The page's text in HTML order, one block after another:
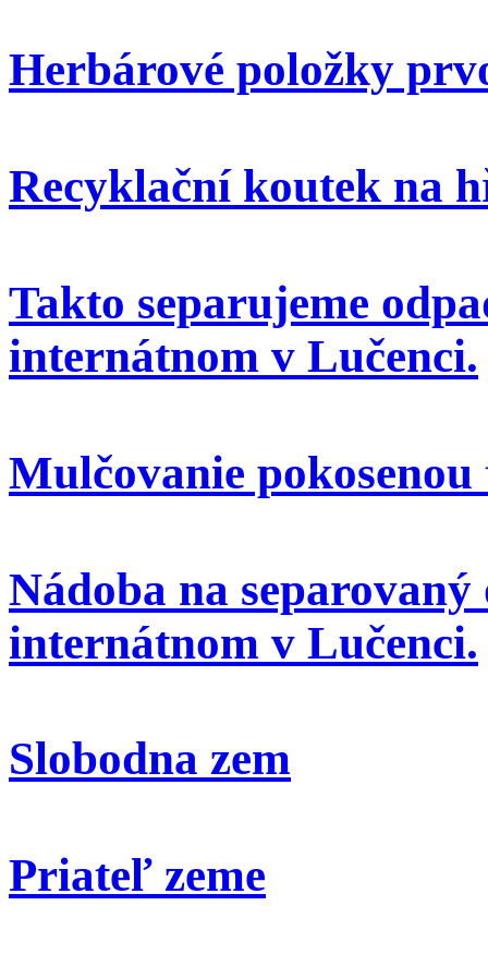
Herbárové položky
Recyklační koutek na
Takto separujeme
internátnom v Lučenci.
Mulčovanie
Nádoba na
internátnom v Lučenci.
Slobodna zem
Priateľ zeme